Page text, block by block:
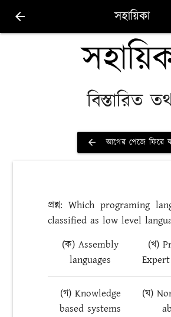
arrow_back সহায়িকা
বিস্তারিত
arrow_back আগের পেজে ফিরে
প্রশ্ন: Which programing
classified as low level
(ক) Assembly
languages
(খ)
(গ) Knowledge
based systems
(ঘ)